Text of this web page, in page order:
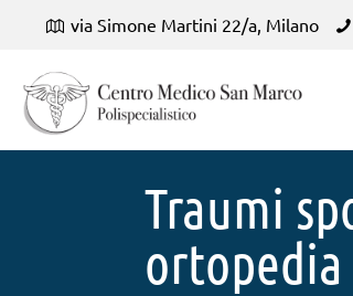
via Simone Martini 22/a, Milano
Traumi
ortopedia